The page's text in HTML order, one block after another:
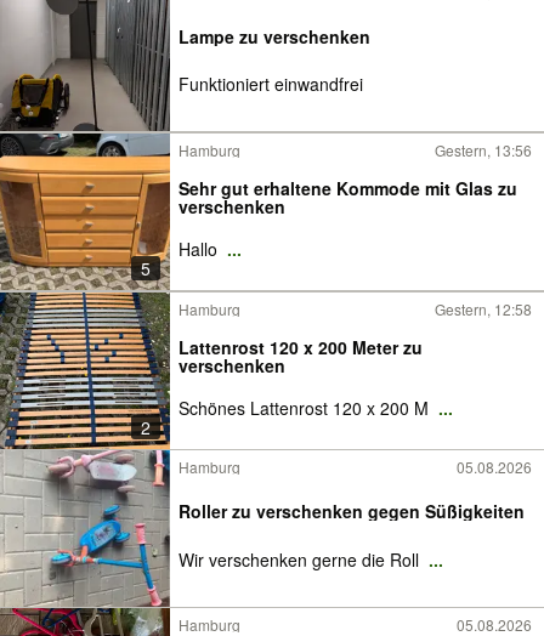
Lampe zu verschenken
Funktioniert einwandfrei
5
Hamburg Gestern, 13:56
Sehr gut erhaltene Kommode mit Glas zu
verschenken
Hallo ...
2
Hamburg Gestern, 12:58
Lattenrost 120 x 200 Meter zu
verschenken
Schönes Lattenrost 120 x 200 M ...
Hamburg 05.08.2026
Roller zu verschenken gegen Süßigkeiten
Wir verschenken gerne die Roll ...
Hamburg 05.08.2026